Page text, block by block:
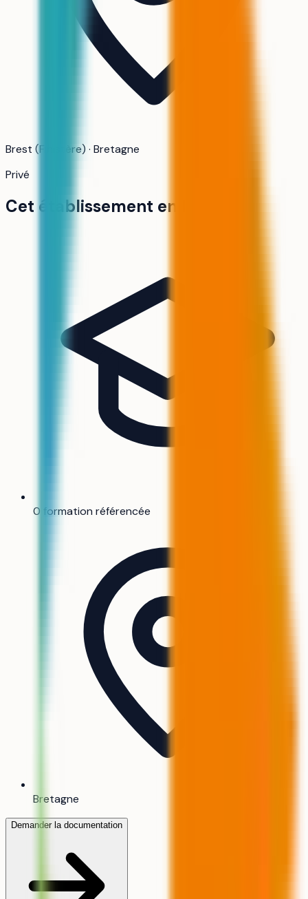
Brest (Finistère) · Bretagne
Privé
Cet établissement en bref
0 formation référencée
Bretagne
Demander la documentation